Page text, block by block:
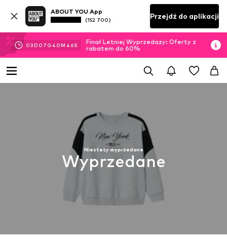
ABOUT YOU App
(152 700) Przejdź do aplikacji
03D 07 G 40M 46S
Finał Letniej Wyprzedaży: Oferty z
rabatem do 60%
Niestety wyprzedane
Wyprzedane